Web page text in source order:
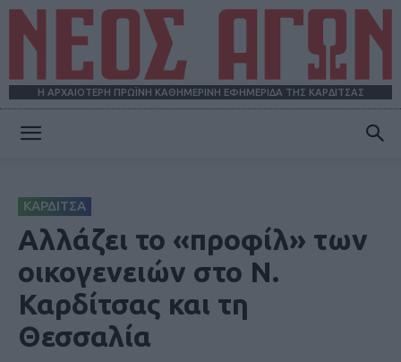
Η ΑΡΧΑΙΟΤΕΡΗ ΠΡΩΪΝΗ ΚΑΘΗΜΕΡΙΝΗ ΕΦΗΜΕΡΙΔΑ ΤΗΣ ΚΑΡΔΙΤΣΑΣ
ΚΑΡΔΙΤΣΑ
Αλλάζει το «προφίλ» των
οικογενειών στο Ν.
Καρδίτσας και τη
Θεσσαλία